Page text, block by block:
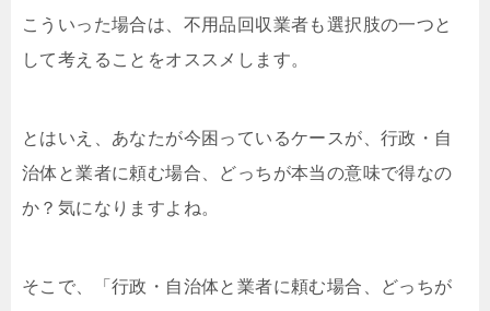
こういった場合は、不用品回収業者も選択肢の一つと
して考えることをオススメします。
とはいえ、あなたが今困っているケースが、行政・自
治体と業者に頼む場合、どっちが本当の意味で得なの
か？気になりますよね。
そこで、「行政・自治体と業者に頼む場合、どっちが